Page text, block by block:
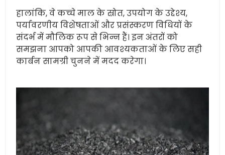
हालांकि, वे कच्चे माल के स्रोत, उपयोग के उद्देश्य,
पर्यावरणीय विशेषताओं और प्रसंस्करण विधियों के
संदर्भ में मौलिक रूप से भिन्न हैं। इन अंतरों को
समझना आपको आपकी आवश्यकताओं के लिए सही
कार्बन सामग्री चुनने में मदद करेगा।